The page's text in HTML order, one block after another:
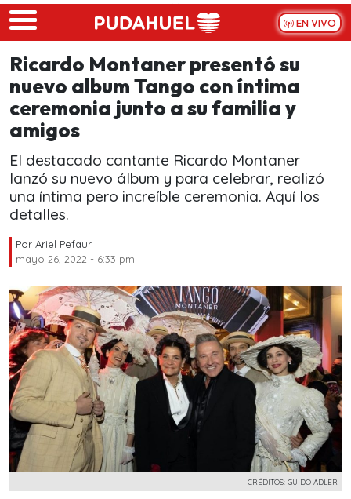
Skip to main content
EN VIVO
Ricardo Montaner presentó su
nuevo album Tango con íntima
ceremonia junto a su familia y
amigos
El destacado cantante Ricardo Montaner
lanzó su nuevo álbum y para celebrar, realizó
una íntima pero increíble ceremonia. Aquí los
detalles.
Por Ariel Pefaur
mayo 26, 2022 - 6:33 pm
CRÉDITOS: GUIDO ADLER